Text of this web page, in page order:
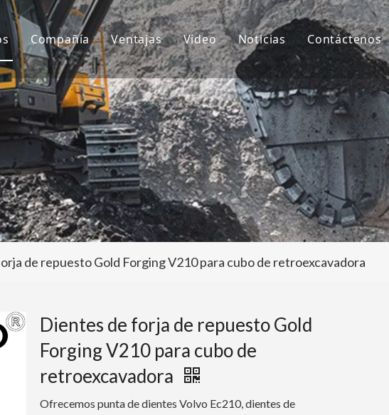
de cubo
excavadora
de dientes de cubo
para excavadoras
Compañía
Sobre nosotros
Cultura
Preguntas más frecuentes
Ventajas
I+D
Producción
Servicio
Video Noticias
Noticias de la compañía
Proyectos
Contáctenos
de repuesto Gold Forging V210 para cubo de retroexcavadora
Dientes de forja de repuesto Gold
Forging V210 para cubo de
retroexcavadora
Ofrecemos punta de dientes Volvo Ec210, dientes de